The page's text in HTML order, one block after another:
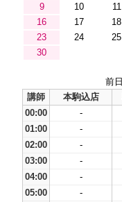
9
10 11
16
17 18
23
24 25
30
前日
講師
本駒込店
00:00
-
01:00
-
02:00
-
03:00
-
04:00
-
05:00
-